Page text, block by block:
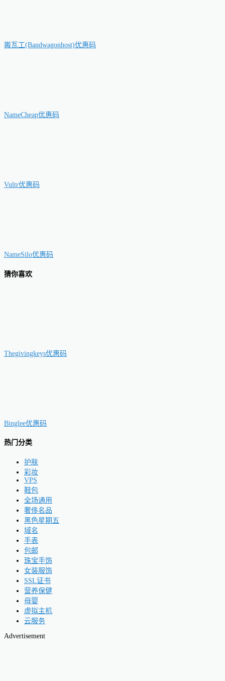
搬瓦工(Bandwagonhost)优惠码
NameCheap优惠码
Vultr优惠码
NameSilo优惠码
猜你喜欢
Thegivingkeys优惠码
Binglee优惠码
热门分类
护肤
彩妆
VPS
鞋包
全场通用
奢侈名品
黑色星期五
域名
手表
包邮
珠宝手饰
女装服饰
SSL证书
营养保健
母婴
虚拟主机
云服务
Advertisement